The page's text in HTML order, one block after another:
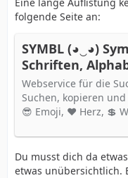
folgende Seite an:
SYMBL (◕‿◕)
Schriften,
der gesamte
Webservice für die
Suchen, kopieren
😎 Emoji, ❤ Herz, 💲
Du musst dich da
etwas unübersichtlich.